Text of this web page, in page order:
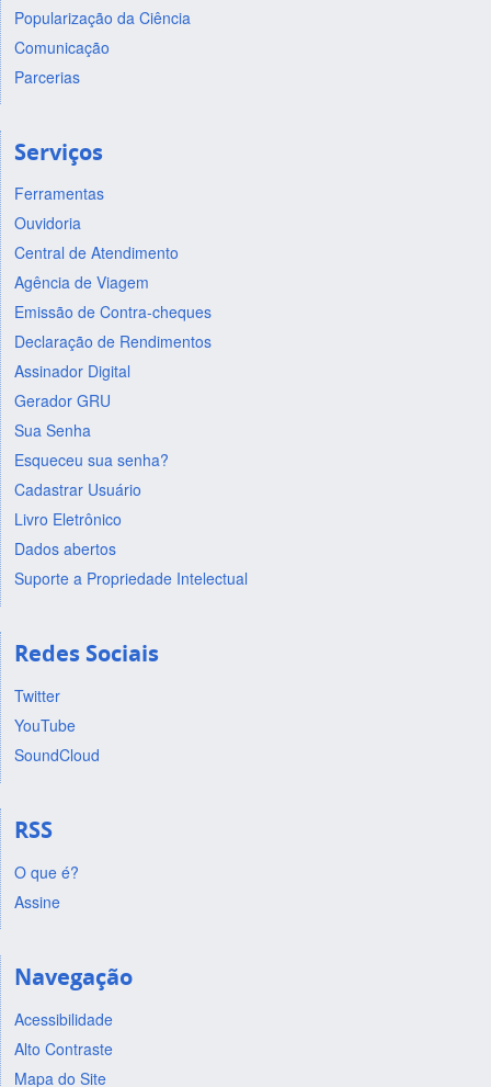
Popularização da Ciência
Comunicação
Parcerias
Serviços
Ferramentas
Ouvidoria
Central de Atendimento
Agência de Viagem
Emissão de Contra-cheques
Declaração de Rendimentos
Assinador Digital
Gerador GRU
Sua Senha
Esqueceu sua senha?
Cadastrar Usuário
Livro Eletrônico
Dados abertos
Suporte a Propriedade Intelectual
Redes Sociais
Twitter
YouTube
SoundCloud
RSS
O que é?
Assine
Navegação
Acessibilidade
Alto Contraste
Mapa do Site